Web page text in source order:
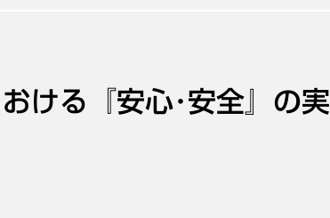
ける『安心･安全』の実